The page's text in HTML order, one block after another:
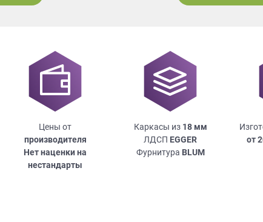
Цены от
производителя
Нет наценки на
нестандарты
Каркасы из 18мм
ЛДСП EGGER
Фурнитура BLUM
от